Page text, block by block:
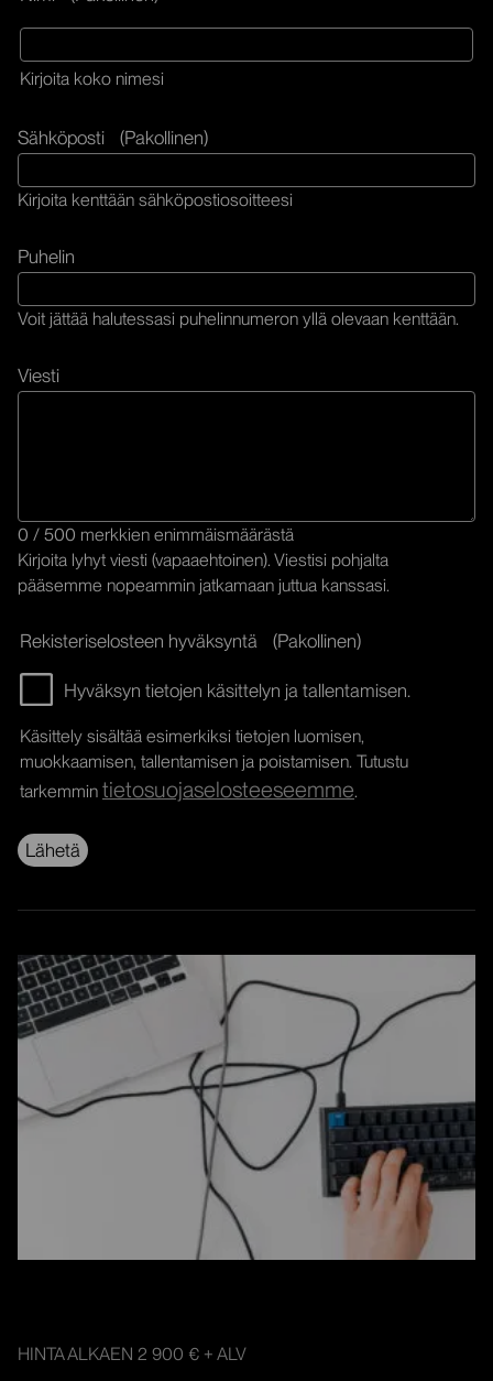
Kirjoita koko nimesi
Sähköposti (Pakollinen)
Kirjoita kenttään sähköpostiosoitteesi
Puhelin
Voit jättää halutessasi puhelinnumeron yllä olevaan kenttään.
Viesti
0 / 500 merkkien enimmäismäärästä
Kirjoita lyhyt viesti (vapaaehtoinen). Viestisi pohjalta
pääsemme nopeammin jatkamaan juttua kanssasi.
Rekisteriselosteen hyväksyntä (Pakollinen)
Hyväksyn tietojen käsittelyn ja tallentamisen.
Käsittely sisältää esimerkiksi tietojen luomisen,
muokkaamisen, tallentamisen ja poistamisen. Tutustu
tarkemmin tietosuojaselosteeseemme.
HINTA ALKAEN 2 900 € + ALV